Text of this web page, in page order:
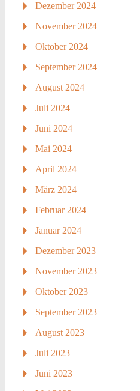
Dezember 2024
November 2024
Oktober 2024
September 2024
August 2024
Juli 2024
Juni 2024
Mai 2024
April 2024
März 2024
Februar 2024
Januar 2024
Dezember 2023
November 2023
Oktober 2023
September 2023
August 2023
Juli 2023
Juni 2023